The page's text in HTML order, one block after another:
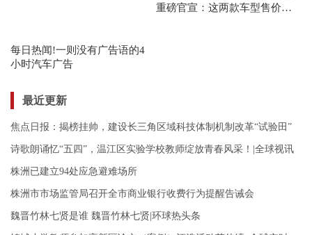
重磅官宣：这两款车型售价上
每日热闻!一则没有广告语的4
小时汽车广告
最近更新
焦点日报：揭榜挂帅，建设长三角区域科技体制机制改革“试验田”
诗歌朗诵忆“五四”，温江区实验学校教师绽放青春风采！|全球视讯
株洲已建立94处应急避难场所
株洲市市场监管局召开全市商业银行收费行为提醒告诫会
魏晋竹林七贤是谁 魏晋竹林七贤|环球热头条